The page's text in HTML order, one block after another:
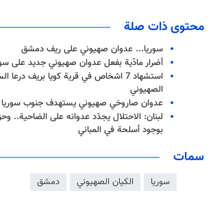
محتوى ذات صلة
سوريا... عدوان صهيوني على ريف دمشق
أضرار مادّية بفعل عدوان صهيوني جديد على
استشهاد 7 اشخاص في قرية كويا بريف
الصهيوني
عدوان صاروخي صهيوني يستهدف جنوب سوريا
لبنان: الاحتلال يجدّد عدوانه على الضاحية..
بوجود أسلحة في المباني
سمات
سوريا الكيان الصهيوني دمشق